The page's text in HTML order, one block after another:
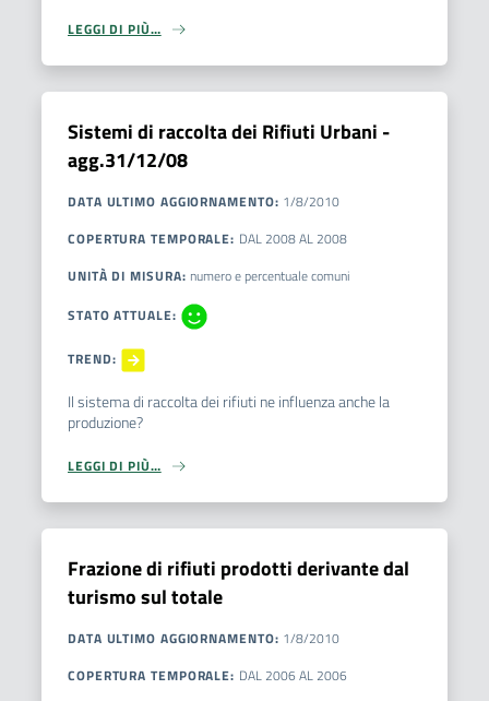
LEGGI DI PIÙ…
Sistemi di raccolta dei Rifiuti Urbani -
agg.31/12/08
DATA ULTIMO AGGIORNAMENTO: 1/8/2010
COPERTURA TEMPORALE: DAL 2008AL 2008
UNITÀ DI MISURA: numero e percentuale comuni
STATO ATTUALE:
TREND:
Il sistema di raccolta dei rifiuti ne influenza anche la
produzione?
LEGGI DI PIÙ…
Frazione di rifiuti prodotti derivante dal
turismo sul totale
DATA ULTIMO AGGIORNAMENTO: 1/8/2010
COPERTURA TEMPORALE: DAL 2006 AL 2006